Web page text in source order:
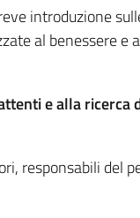
introduzione
al benessere e
e alla ricerca
responsabili del